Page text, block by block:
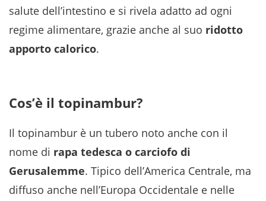
salute dell’intestino e si rivela adatto ad ogni
regime alimentare, grazie anche al suo ridotto
apporto calorico.
Cos’è il topinambur?
Il topinambur è un tubero noto anche con il
nome di rapa tedesca o carciofo di
Gerusalemme. Tipico dell’America Centrale, ma
diffuso anche nell’Europa Occidentale e nelle